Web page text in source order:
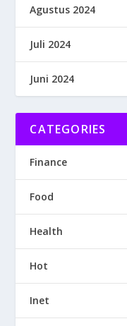
Agustus 2024
Juli 2024
Juni 2024
CATEGORIES
Finance
Food
Health
Hot
Inet